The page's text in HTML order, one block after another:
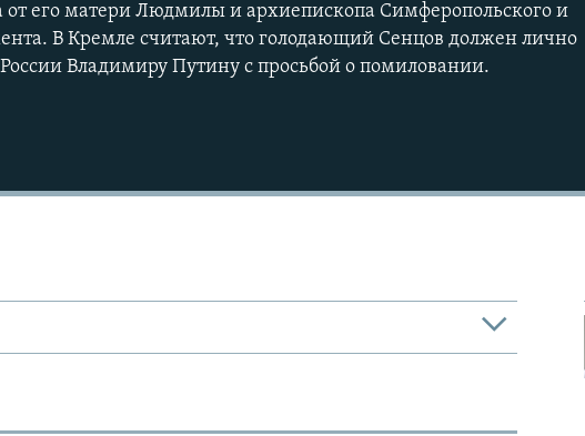
от его матери Людмилы и архиепископа Симферопольского и
В Кремле считают, что голодающий Сенцов должен лично
Владимиру Путину с просьбой о помиловании.